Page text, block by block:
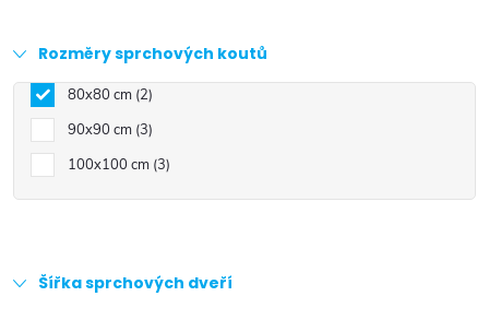
Rozměry sprchových koutů
80x80 cm 2
90x90 cm 3
100x100 cm 3
Šířka sprchových dveří